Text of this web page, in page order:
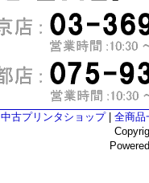
中古プリンタショップ| 全商品